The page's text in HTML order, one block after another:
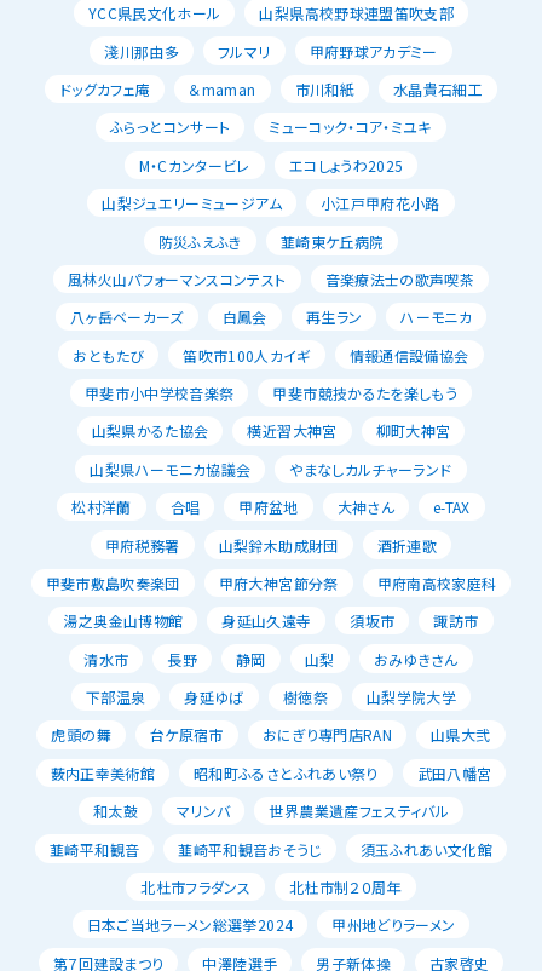
YCC県民文化ホール
山梨県高校野球連盟笛吹支部
淺川那由多
フルマリ
甲府野球アカデミー
ドッグカフェ庵
＆maman 市川和紙
水晶貴石細工
ふらっとコンサート
ミューコック・コア・ミユキ
M・Cカンタービレ
エコしょうわ2025
山梨ジュエリーミュージアム
小江戸甲府花小路
防災ふえふき
韮崎東ケ丘病院
風林火山パフォーマンスコンテスト
音楽療法士の歌声喫茶
八ヶ岳ベーカーズ
白鳳会 再生ラン
ハーモニカ
おともたび
笛吹市100人カイギ
情報通信設備協会
甲斐市小中学校音楽祭
甲斐市競技かるたを楽しもう
山梨県かるた協会
横近習大神宮
柳町大神宮
山梨県ハーモニカ協議会
やまなしカルチャーランド
松村洋蘭
合唱 甲府盆地 大神さん
e-TAX
甲府税務署
山梨鈴木助成財団
酒折連歌
甲斐市敷島吹奏楽団
甲府大神宮節分祭
甲府南高校家庭科
湯之奥金山博物館
身延山久遠寺 須坂市
諏訪市
清水市
長野 静岡 山梨
おみゆきさん
下部温泉
身延ゆば 樹徳祭
山梨学院大学
虎頭の舞
台ケ原宿市 おにぎり専門店RAN
山県大弐
薮内正幸美術館
昭和町ふるさとふれあい祭り
武田八幡宮
和太鼓
マリンバ
世界農業遺産フェスティバル
韮崎平和観音
韮崎平和観音おそうじ
須玉ふれあい文化館
北杜市フラダンス
北杜市制２０周年
日本ご当地ラーメン総選挙2024
甲州地どりラーメン
第７回建設まつり
中澤陸選手 男子新体操
古家啓史